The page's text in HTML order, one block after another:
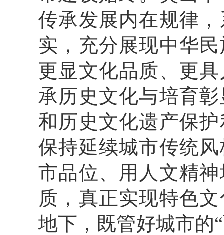
传承发展内在规律
实，充分展现中华
更显文化品质、更
承历史文化与培育
和历史文化遗产保
保持延续城市传统
市品位、用人文精
质，真正实现特色
地下，既管好城市的